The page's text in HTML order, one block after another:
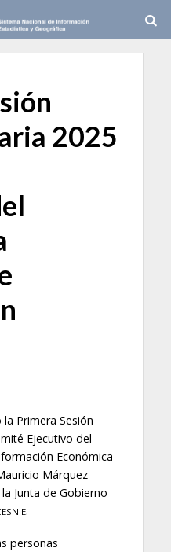
2025
Primera Sesión
Ejecutivo del
Económica
Márquez
Junta de Gobierno
.
personas